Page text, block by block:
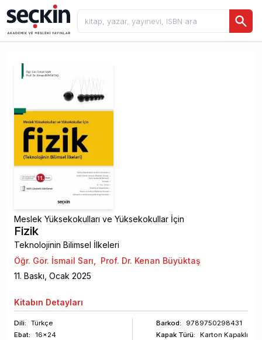
Meslek Yüksekokulları ve Yüksekokullar İçin
Fizik
Teknolojinin Bilimsel İlkeleri
Öğr. Gör. İsmail Sarı, Prof. Dr. Kenan Büyüktaş
11. Baskı, Ocak 2025
Kitabın Detayları
Dili:
Türkçe
Ebat:
16x24
Barkod:
9789750298431
Kapak Türü:
Karton Kapaklı